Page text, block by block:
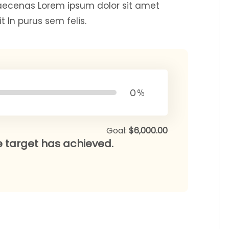
Lorem ipsum dolor sit amet
purus sem felis.
0%
Goal: $6,000.00
target has achieved.